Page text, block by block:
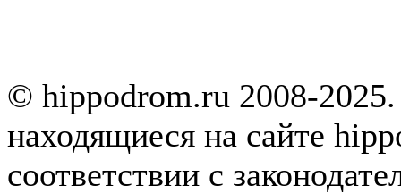
© hippodrom.ru 2008-
находящиеся на сайте
соответствии с